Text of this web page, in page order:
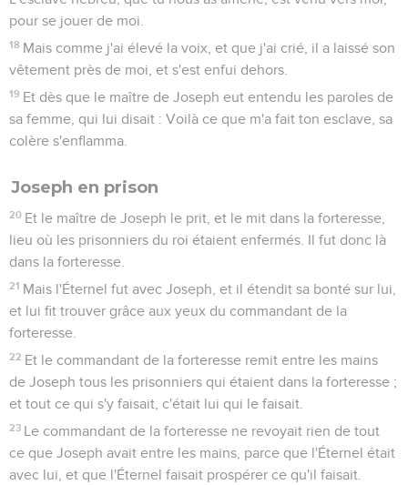
pour se jouer de moi.
18 Mais comme j'ai élevé la voix, et que j'ai crié, il a laissé son
vêtement près de moi, et s'est enfui dehors.
19 Et dès que le maître de Joseph eut entendu les paroles de
sa femme, qui lui disait : Voilà ce que m'a fait ton esclave, sa
colère s'enflamma.
Joseph en prison
20 Et le maître de Joseph le prit, et le mit dans la forteresse,
lieu où les prisonniers du roi étaient enfermés. Il fut donc là
dans la forteresse.
21 Mais l'Éternel fut avec Joseph, et il étendit sa bonté sur lui,
et lui fit trouver grâce aux yeux du commandant de la
forteresse.
22 Et le commandant de la forteresse remit entre les mains
de Joseph tous les prisonniers qui étaient dans la forteresse ;
et tout ce qui s'y faisait, c'était lui qui le faisait.
23 Le commandant de la forteresse ne revoyait rien de tout
ce que Joseph avait entre les mains, parce que l'Éternel était
avec lui, et que l'Éternel faisait prospérer ce qu'il faisait.